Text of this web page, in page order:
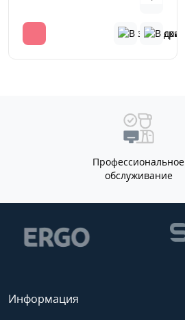
Профессиональное
обслуживание
Информация